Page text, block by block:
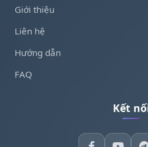
Giới thiệu
Liên hệ
Hướng dẫn
FAQ
Kết